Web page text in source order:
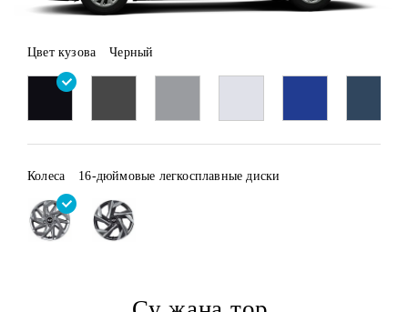
Цвет кузова Черный
Колеса 16-дюймовые легкосплавные диски